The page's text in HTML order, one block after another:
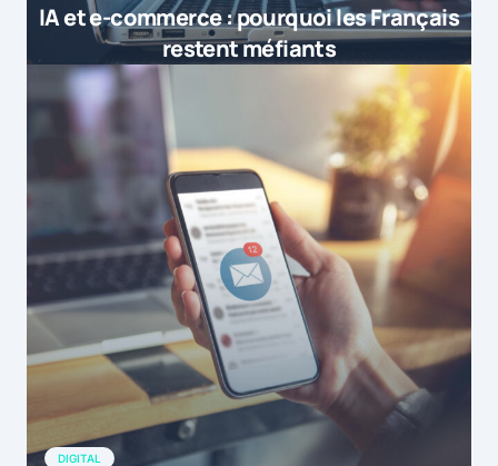
IA et e-commerce : pourquoi les Français
restent méfiants
DIGITAL